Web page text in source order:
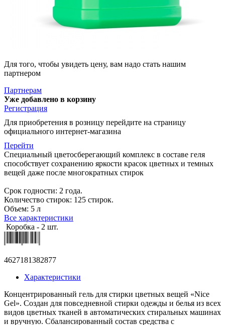
Для того, чтобы увидеть цену, вам надо стать нашим
партнером
Партнерам
Уже добавлено в корзину
Регистрация
Для приобретения в розницу перейдите на страницу
официального интернет-магазина
Перейти
Специальный цветосберегающий комплекс в составе геля
способствует сохранению яркости красок цветных и темных
вещей даже после многократных стирок
Срок годности: 2 года.
Количество стирок: 125 стирок.
Объем: 5 л
Все характеристики
Коробка - 2 шт.
4627181382877
Характеристики
Концентрированный гель для стирки цветных вещей «Nice
Gel». Создан для повседневной стирки одежды и белья из всех
видов цветных тканей в автоматических стиральных машинах
и вручную. Сбалансированный состав средства с